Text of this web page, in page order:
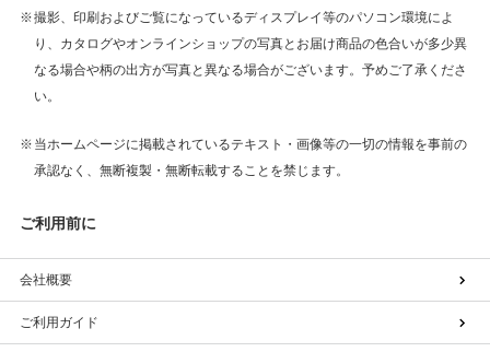
撮影、印刷およびご覧になっているディスプレイ等のパソコン環境によ
り、カタログやオンラインショップの写真とお届け商品の色合いが多少異
なる場合や柄の出方が写真と異なる場合がございます。予めご了承くださ
い。
当ホームページに掲載されているテキスト・画像等の一切の情報を事前の
承認なく、無断複製・無断転載することを禁じます。
ご利用前に
会社概要
ご利用ガイド